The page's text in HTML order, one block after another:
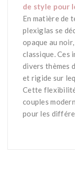
de style pour
En matière de
plexiglas se
opaque au
classique. Ces
divers thèmes
et rigide sur
Cette
couples
pour les